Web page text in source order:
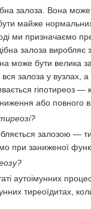
залоза. Вона
майже
ми призначаємо
залоза
може бути велика
залоза у вузлах,
гіпотиреоз —
або повного
залозою —
при заниженої
аутоімунних
тиреоїдитах,